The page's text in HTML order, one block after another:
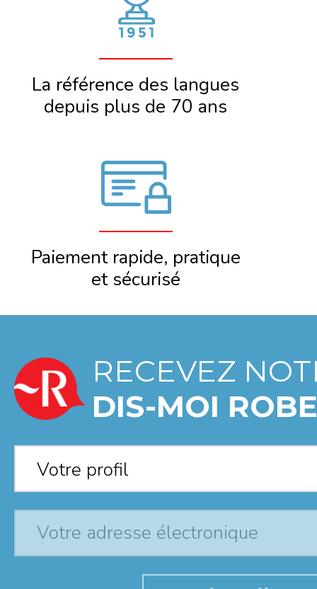
La référence des langues
depuis plus de 70 ans
Paiement rapide, pratique
et sécurisé
RECEVEZ
DIS-MOI
Votre profil*
Votre profil